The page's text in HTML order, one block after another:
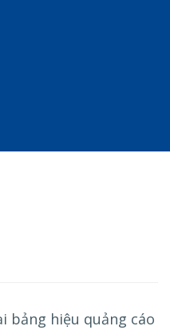
bảng hiệu quảng cáo